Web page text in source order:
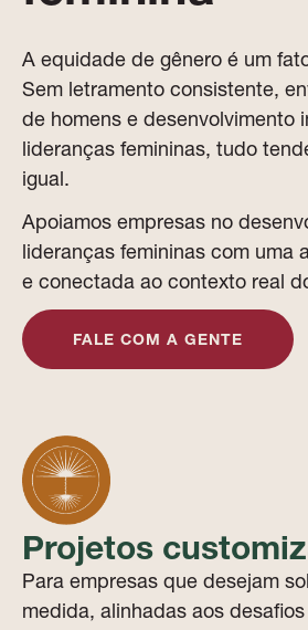
A equidade de gênero é um
Sem letramento consistente,
de homens e desenvolvimento
lideranças femininas, tudo
igual.
Apoiamos empresas no
lideranças femininas com uma
e conectada ao contexto real
FALE COM A GENTE
Projetos
Para empresas que desejam
medida, alinhadas aos